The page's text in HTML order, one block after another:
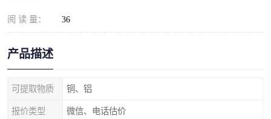
阅 读 量： 36
产品描述
可提取物质 铜、铝
报价类型 微信、电话估价